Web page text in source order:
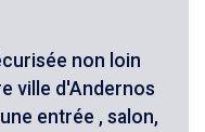
non loin
ville d'Andernos
entrée , salon,